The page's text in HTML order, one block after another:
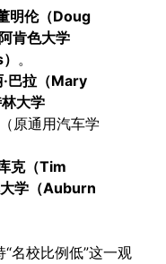
明伦（Doug
肯色大学
。
巴拉（Mary
大学
（原通用汽车学
克（Tim
学（Auburn
名校比例低”这一观